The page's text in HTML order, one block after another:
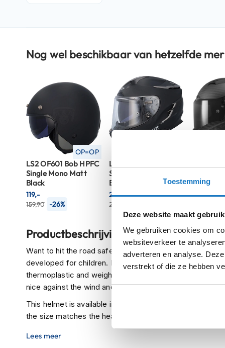
Toestemming
Deze website maakt
We gebruiken cookies om
websiteverkeer te
adverteren en analyse.
verstrekt of die ze hebben
Fietshelmen
accessoires
Pinlocks
Tear-
offs
Crossbrillen
Oordoppen
Onderhoud
helm
Helm
houder
kapstok
Motorkleding
Motorjassen
Heren
motorjassen
Dames
motorjassen
Doorwaai
Nog wel beschikbaar van hetzelfde
OP=OP
LS2 OF601 Bob HPFC
Single Mono Matt
Black
159,90 -26%
119,-
LS2 FF327 Challenger
Single Mono Matt
Black
299,90
239,92
Matt Black
719,10
Productbeschrijving
Want to hit the road safely with your child? You can
developed for children. Helmets for children are
thermoplastic and weighs 800 grams. The LS2 OF602
nice against the wind and rain.
This helmet is available in sizes S-M-L, check the size
the size matches the head circumference!
Lees meer